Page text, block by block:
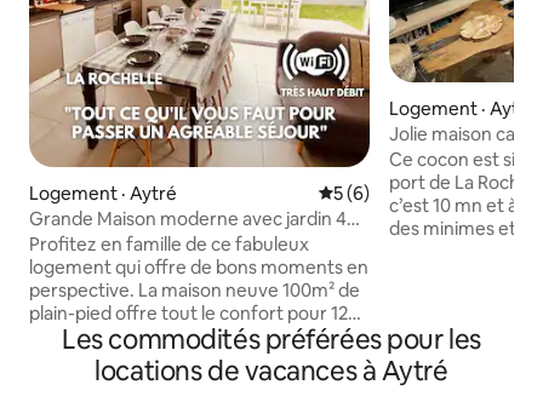
Logement · Aytré Note moyenne de 5 sur 5,
5 (6)
Grande Maison moderne avec jardin 4
chambres
Profitez en famille de ce fabuleux
logement qui offre de bons moments en
perspective. La maison neuve 100m² de
plain-pied offre tout le confort pour 12
personnes. Elle dispose de 4 chambres, 2
WC, 2 salles de bain et buanderie. Le
salon a un canapé-lit convertible double
Logement · Aytré
Jolie maison
Ce cocon est
port de La
c’est 10 mn et à
des minimes et
rénovée et toute
et privatif est
reposer. Le soir,
Les commodités préférées pour les
locations de vacances à Aytré